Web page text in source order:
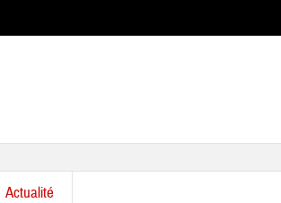
Actualité